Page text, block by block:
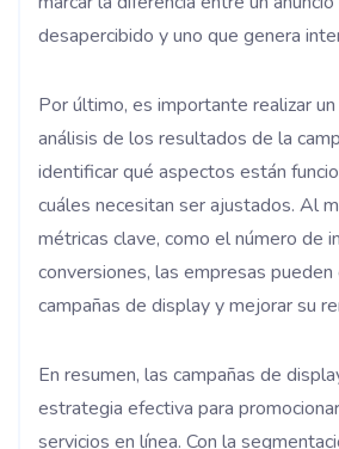
desapercibido y uno que genera
Por último, es importante realizar
análisis de los resultados de la
identificar qué aspectos están
cuáles necesitan ser ajustados. Al
métricas clave, como el número de
conversiones, las empresas pueden
campañas de display y mejorar su
En resumen, las campañas de
estrategia efectiva para
servicios en línea. Con la